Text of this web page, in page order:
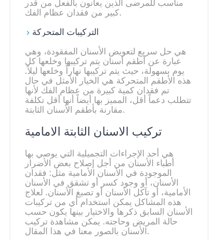
مناسب للمرضى الذين يعانون بالفعل من قدر
كبير من فقدان عظام الفك.
التركيبات المتحركة
هي حل سريع لتعويض الأسنان المفقودة، وهي
عبارة عن أطقم أسنان يتم تركيبها وخلعها كل
يوم بسهولة، حيث يتم تركيبها نهاراً وخلعها ليلاً.
هذه الأطقم المتحركة هي الخيار الأمثل في حال
تم فقدان كمية كبيرة من عظام الفك لأنها
تتطلب دعماً أقل، المميز بها أيضاً أنها أقل تكلفة
مقارنة بأطقم الأسنان الثابتة.
هي أحد الإجراءات التجميلية التي يوصي بها
أطباء الأسنان من أجل إصلاح بعض الأضرار
الموجودة في الأسنان الأمامية مثل: فقدان
الأسنان، أو وجود كسر أو تشقق في الأسنان
الأمامية، أو تآكل الأسنان أو تصبغ الأسنان. لعلاج
هذه المشاكل يمكن استخدام أي من تركيبات
الأسنان السابق ذكرها والاختيار بينها يكون حسب
حالة المريض وحاجته. يمكن مشاهدة تركيب
الأسنان بالصور معنا في هذا المقال.